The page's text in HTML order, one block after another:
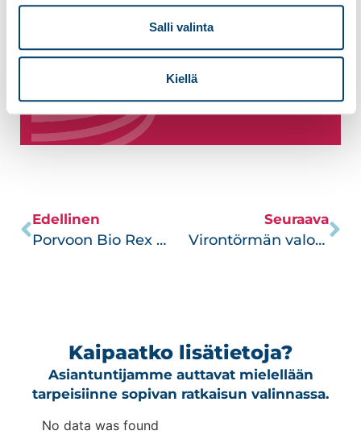
Salli valinta
Kiellä
Anna meidän auttaa! Toteutamme
vankalla ammattitaidolla toimitilojen
AV-ratkaisut, joiden avulla onnistutte.
Edellinen
Porvoon Bio Rex sai Atmos-elokuvasalin
Seuraava
Virontörmän valomuraalit
Kaipaatko lisätietoja?
Asiantuntijamme auttavat mielellään
tarpeisiinne sopivan ratkaisun valinnassa.
No data was found